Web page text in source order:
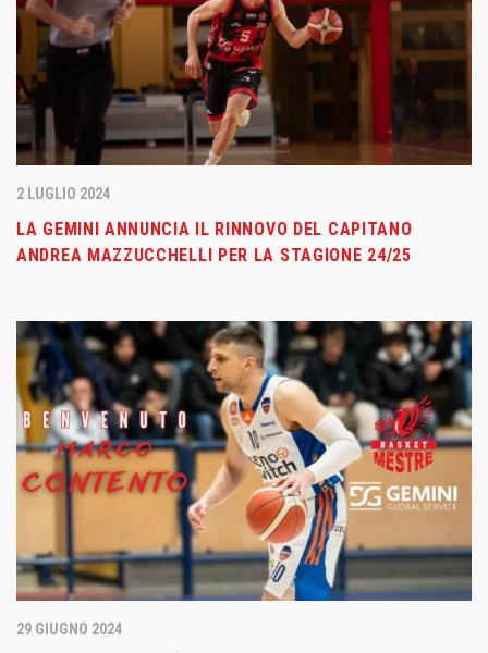
2 LUGLIO 2024
LA GEMINI ANNUNCIA IL RINNOVO DEL CAPITANO
ANDREA MAZZUCCHELLI PER LA STAGIONE 24/25
29 GIUGNO 2024